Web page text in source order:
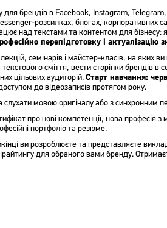
для брендів в Facebook, Instagram,
розсилках, блогах, корпоративних
над текстами та контентом для бізнесу:
перепідготовку і актуалізацію
семінарів і майстер-класів, на яких
сміття, вести сторінки брендів в
цільових аудиторій. Старт навчання:
до відеозаписів протягом року.
мовою оригіналу або з синхронним
про нові компетенції, нова професія з
портфоліо та резюме.
ви розроблюєте та представляєте
для обраного вами бренду.